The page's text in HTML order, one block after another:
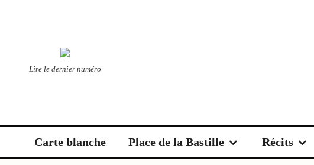
Lire le dernier numéro
Carte blanche Place de la Bastille Récits